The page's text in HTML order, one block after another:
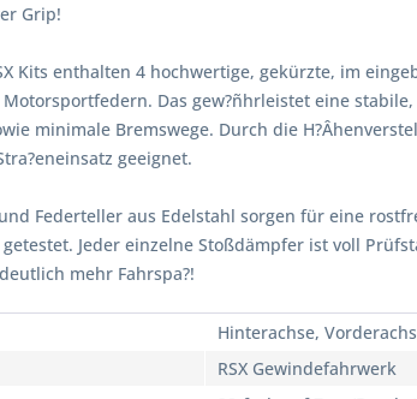
Grip!
Kits enthalten 4 hochwertige, gekürzte, im
Das gew?ñhrleistet eine
minimale Bremswege. Durch die
geeignet.
Federteller aus Edelstahl sorgen für eine
Jeder einzelne Stoßdämpfer ist voll
mehr Fahrspa?!
Hinterachse,
RSX Gewindefahrwerk